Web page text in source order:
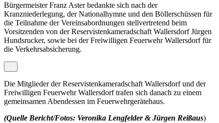
Bürgermeister Franz Aster bedankte sich nach der
Kranzniederlegung, der Nationalhymne und den Böllerschüssen für
die Teilnahme der Vereinsabordnungen stellvertretend beim
Vorsitzenden von der Reservistenkameradschaft Wallersdorf Jürgen
Hundsrucker, sowie bei der Freiwilligen Feuerwehr Wallersdorf für
die Verkehrsabsicherung.
Die Mitglieder der Reservistenkameradschaft Wallersdorf und der
Freiwilligen Feuerwehr Wallersdorf trafen sich danach zu einem
gemeinsamen Abendessen im Feuerwehrgerätehaus.
(Quelle Bericht/Fotos: Veronika Lengfelder & Jürgen Reißaus)